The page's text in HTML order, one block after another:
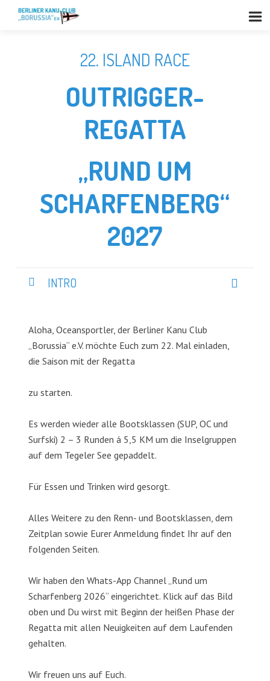
22. ISLAND RACE
OUTRIGGER-
REGATTA
„RUND UM
SCHARFENBERG“
2027
INTRO
Aloha, Oceansportler, der Berliner Kanu Club
„Borussia“ e.V. möchte Euch zum 22. Mal einladen,
die Saison mit der Regatta
zu starten.
Es werden wieder alle Bootsklassen (SUP, OC und
Surfski) 2 – 3 Runden á 5,5 KM um die Inselgruppen
auf dem Tegeler See gepaddelt.
Für Essen und Trinken wird gesorgt.
Alles Weitere zu den Renn- und Bootsklassen, dem
Zeitplan sowie Eurer Anmeldung findet Ihr auf den
folgenden Seiten.
Wir haben den Whats-App Channel „Rund um
Scharfenberg 2026“ eingerichtet. Klick auf das Bild
oben und Du wirst mit Beginn der heißen Phase der
Regatta mit allen Neuigkeiten auf dem Laufenden
gehalten.
Wir freuen uns auf Euch.